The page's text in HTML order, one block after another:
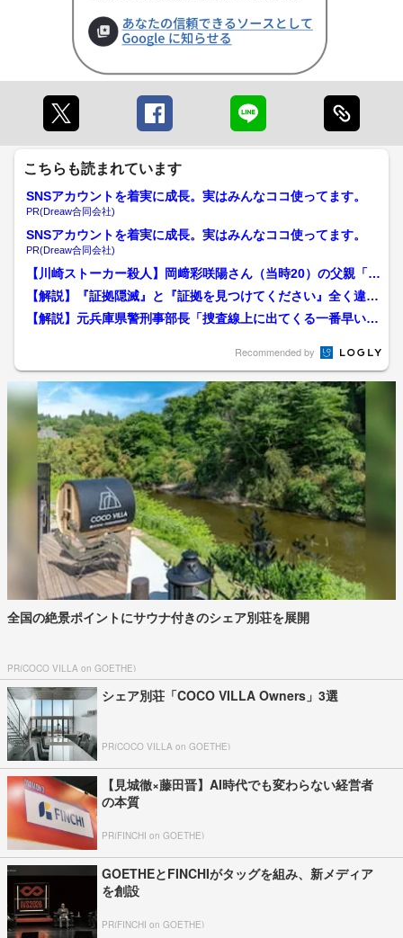
こちらも読まれています
SNSアカウントを着実に成長。実はみんなココ使ってます。
PR(Dreaw合同会社)
SNSアカウントを着実に成長。実はみんなココ使ってます。
PR(Dreaw合同会社)
【川崎ストーカー殺人】岡﨑彩咲陽さん（当時20）の父親「ま
だ受け入れられない」 ...
【解説】『証拠隠滅』と『証拠を見つけてください』全く違う
やり方をしている...京...
【解説】元兵庫県警刑事部長「捜査線上に出てくる一番早い家
Recommended by
全国の絶景ポイントにサウナ付きのシェア別荘を展開
PR(COCO VILLA on GOETHE)
シェア別荘「COCO VILLA Owners」3選
PR(COCO VILLA on GOETHE)
【見城徹×藤田晋】AI時代でも変わらない経営者
の本質
PR(FINCHI on GOETHE)
GOETHEとFINCHIがタッグを組み、新メディア
を創設
PR(FINCHI on GOETHE)